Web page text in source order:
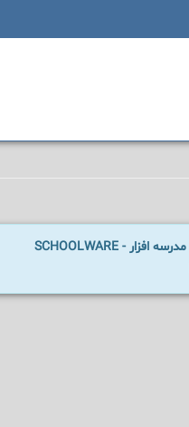
مدرسه افزار - SCHOOLWARE